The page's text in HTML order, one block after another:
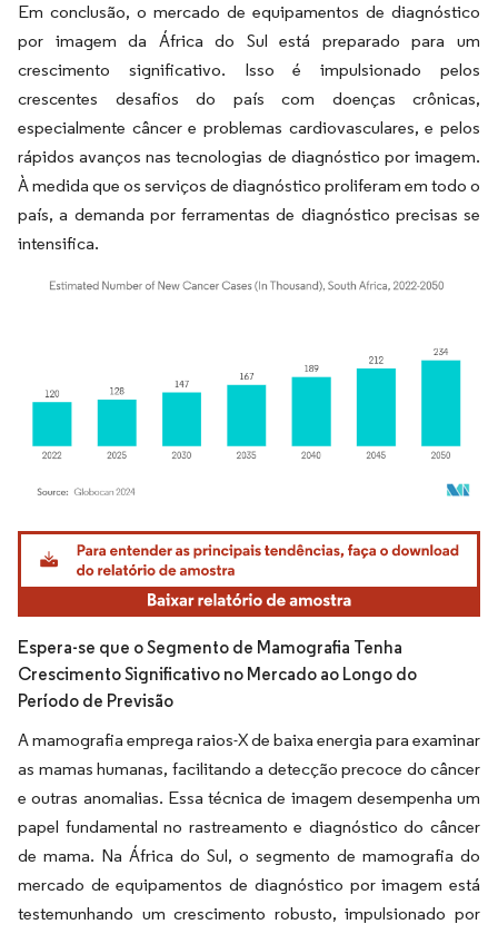
Em conclusão, o mercado de equipamentos de diagnóstico
por imagem da África do Sul está preparado para um
crescimento significativo. Isso é impulsionado pelos
crescentes desafios do país com doenças crônicas,
especialmente câncer e problemas cardiovasculares, e pelos
rápidos avanços nas tecnologias de diagnóstico por imagem.
À medida que os serviços de diagnóstico proliferam em todo o
país, a demanda por ferramentas de diagnóstico precisas se
intensifica.
Imagem © Mordor Intelligence. O reuso requer atribuição conforme CC BY 4.0.
Espera-se que o Segmento de Mamografia Tenha
Crescimento Significativo no Mercado ao Longo do
Período de Previsão
A mamografia emprega raios-X de baixa energia para examinar
as mamas humanas, facilitando a detecção precoce do câncer
e outras anomalias. Essa técnica de imagem desempenha um
papel fundamental no rastreamento e diagnóstico do câncer
de mama. Na África do Sul, o segmento de mamografia do
mercado de equipamentos de diagnóstico por imagem está
testemunhando um crescimento robusto, impulsionado por